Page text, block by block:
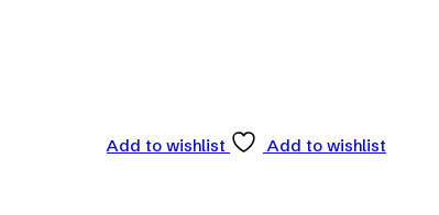
Add to wishlist
Add to wishlist